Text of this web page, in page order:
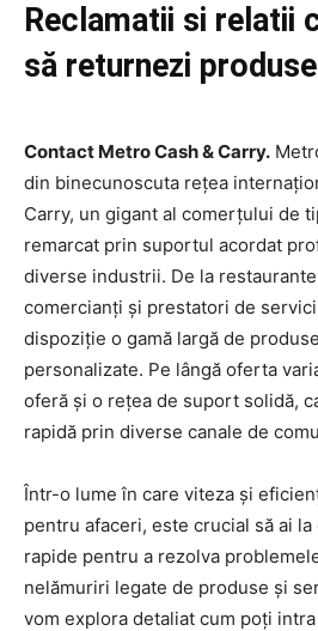
Reclamatii si relatii
să returnezi produse
Contact Metro Cash & Carry.
din binecunoscuta rețea
Carry, un gigant al comerțului de
remarcat prin suportul acordat
diverse industrii. De la
comercianți și prestatori de
dispoziție o gamă largă de
personalizate. Pe lângă oferta
oferă și o rețea de suport solidă,
rapidă prin diverse canale de
Într-o lume în care viteza și
pentru afaceri, este crucial să ai
rapide pentru a rezolva
nelămuriri legate de produse și
vom explora detaliat cum poți